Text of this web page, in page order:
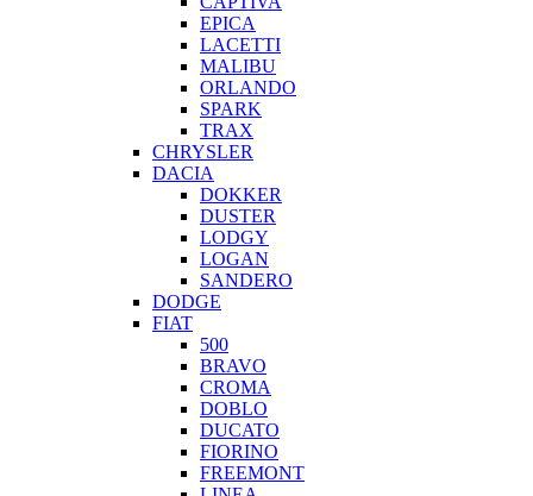
EPICA
LACETTI
MALIBU
ORLANDO
SPARK
TRAX
CHRYSLER
DACIA
DOKKER
DUSTER
LODGY
LOGAN
SANDERO
DODGE
FIAT
500
BRAVO
CROMA
DOBLO
DUCATO
FIORINO
FREEMONT